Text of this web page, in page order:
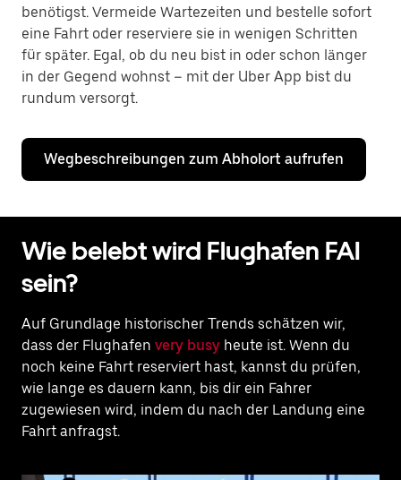
benötigst. Vermeide Wartezeiten und bestelle sofort
eine Fahrt oder reserviere sie in wenigen Schritten
für später. Egal, ob du neu bist in oder schon länger
in der Gegend wohnst – mit der Uber App bist du
rundum versorgt.
Wegbeschreibungen zum Abholort aufrufen
Wie belebt wird Flughafen FAI
sein?
Auf Grundlage historischer Trends schätzen wir,
dass der Flughafen very busy heute ist. Wenn du
noch keine Fahrt reserviert hast, kannst du prüfen,
wie lange es dauern kann, bis dir ein Fahrer
zugewiesen wird, indem du nach der Landung eine
Fahrt anfragst.